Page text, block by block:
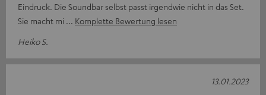
Eindruck. Die Soundbar selbst passt irgendwie nicht in das Set.
Sie macht mi
Komplette Bewertung lesen
Heiko S.
13.01.2023